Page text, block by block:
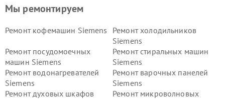
Мы ремонтируем
Ремонт кофемашин Siemens
Ремонт холодильников
Siemens
Ремонт посудомоечных
машин Siemens
Ремонт стиральных машин
Siemens
Ремонт водонагревателей
Siemens
Ремонт варочных панелей
Siemens
Ремонт духовых шкафов
Ремонт микроволновых